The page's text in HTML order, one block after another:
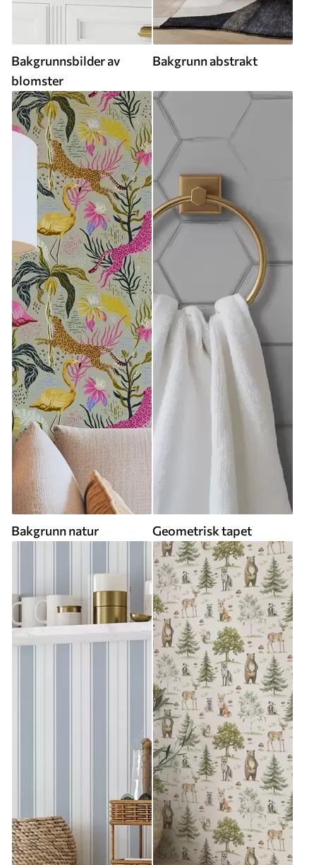
Bakgrunnsbilder av
blomster
Bakgrunn abstrakt
Bakgrunn natur Geometrisk tapet